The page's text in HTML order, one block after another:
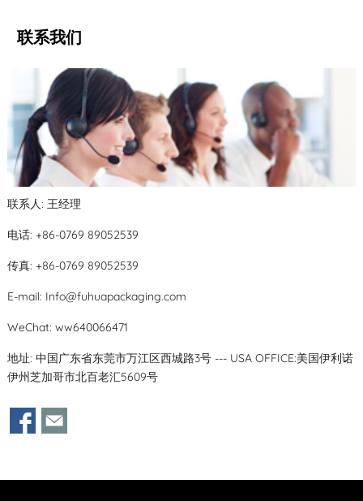
联系我们
联系人: 王经理
电话: +86-0769 89052539
传真: +86-0769 89052539
E-mail: Info@fuhuapackaging.com
WeChat: ww640066471
地址: 中国广东省东莞市万江区西城路3号 --- USA OFFICE:美国伊利诺
伊州芝加哥市北百老汇5609号